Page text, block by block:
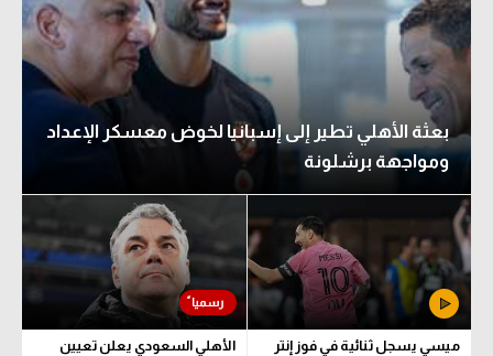
بعثة الأهلي تطير إلى إسبانيا لخوض معسكر الإعداد
ومواجهة برشلونة
ميسي يسجل ثنائية في فوز إنتر
الأهلي السعودي يعلن تعيين